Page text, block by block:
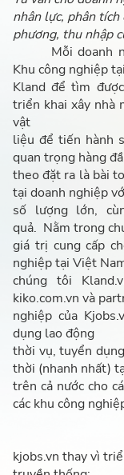
nhân lực, phân
phương, thu nhập
Mỗi doanh
Khu công nghiệp
Kland để tìm
triển khai xây nhà
vật
liệu để tiến hành
quan trọng hàng
theo đặt ra là bài
tại doanh nghiệp
số lượng lớn,
quả. Nằm trong
giá trị cung cấp
nghiệp tại Việt
chúng tôi
kiko.com.vn và
nghiệp của
dụng lao động
thời vụ, tuyển
thời (nhanh nhất)
trên cả nước cho
các khu công
kjobs.vn thay vì